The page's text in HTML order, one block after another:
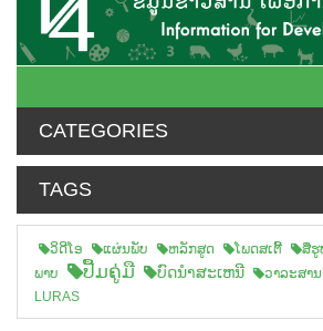
CATEGORIES
TAGS
ວິດີໂອ ແຜ່ນພັບ ຫລັກສູດ ໂພດສເຕີ້ ສືຮູ
ພາບ
ປື້ມຄູ່ມື ບົດນຳສະເຫນີ ວາລະສານ
LURAS